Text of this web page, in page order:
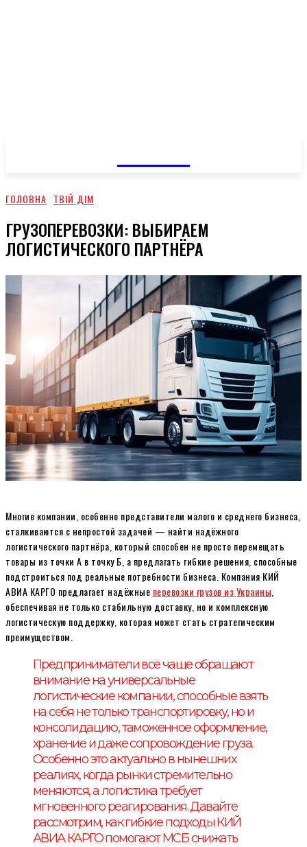
ГОЛОВНА ТВІЙ ДІМ
ГРУЗОПЕРЕВОЗКИ: ВЫБИРАЕМ
ЛОГИСТИЧЕСКОГО ПАРТНЁРА
Многие компании, особенно представители малого и среднего бизнеса,
сталкиваются с непростой задачей — найти надёжного
логистического партнёра, который способен не просто перемещать
товары из точки А в точку Б, а предлагать гибкие решения, способные
подстроиться под реальные потребности бизнеса. Компания КИЙ
АВИА КАРГО предлагает надёжные перевозки грузов из Украины
обеспечивая не только стабильную доставку, но и комплексную
логистическую поддержку, которая может стать стратегическим
преимуществом.
Предприниматели всё чаще обращают
внимание на универсальные
логистические компании, способные взять
на себя не только транспортировку, но и
консолидацию, таможенное оформление,
хранение и даже сопровождение груза.
Особенно это актуально в нынешних
реалиях, когда рынки стремительно
меняются, а логистика требует
мгновенного реагирования. Давайте
рассмотрим, как гибкие подходы КИЙ
АВИА КАРГО помогают МСБ снижать